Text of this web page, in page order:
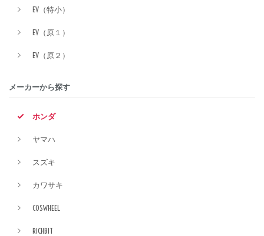
EV（特小）
EV（原１）
EV（原２）
メーカーから探す
ホンダ
ヤマハ
スズキ
カワサキ
COSWHEEL
RICHBIT